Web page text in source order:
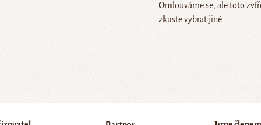
Omlouváme se, ale toto
zkuste vybrat jiné.